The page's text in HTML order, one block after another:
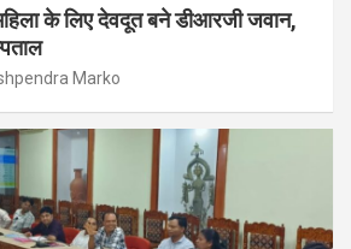
के लिए देवदूत बने डीआरजी जवान,
Marko